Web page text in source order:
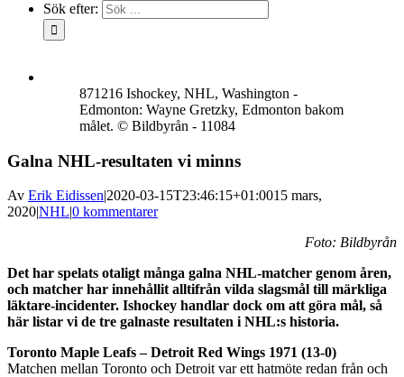
Sök efter:
871216 Ishockey, NHL, Washington -
Edmonton: Wayne Gretzky, Edmonton bakom
målet. © Bildbyrån - 11084
Galna NHL-resultaten vi minns
Av Erik Eidissen|2020-03-15T23:46:15+01:0015 mars,
2020|NHL|0 kommentarer
Foto: Bildbyrån
Det har spelats otaligt många galna NHL-matcher genom åren,
och matcher har innehållit alltifrån vilda slagsmål till märkliga
läktare-incidenter. Ishockey handlar dock om att göra mål, så
här listar vi de tre galnaste resultaten i NHL:s historia.
Toronto Maple Leafs – Detroit Red Wings 1971 (13-0)
Matchen mellan Toronto och Detroit var ett hatmöte redan från och